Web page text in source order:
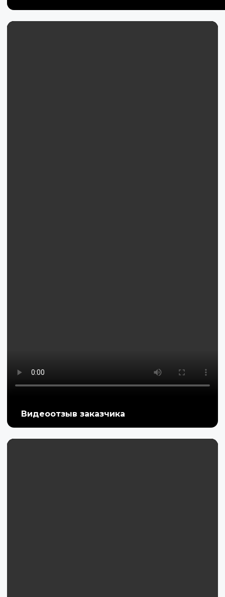
Видеоотзыв заказчика